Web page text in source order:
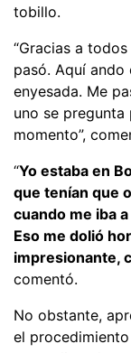
tobillo.
“Gracias a
pasó. Aquí ando
enyesada. Me
uno se pregunta
momento”,
“Yo estaba en
que tenían que
cuando me iba
Eso me dolió
impresionante,
comentó.
No obstante,
el